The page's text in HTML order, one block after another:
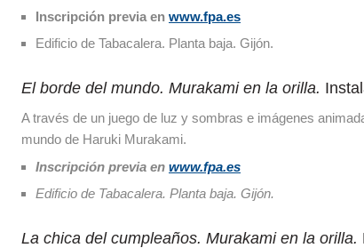
Inscripción previa en www.fpa.es
Edificio de Tabacalera. Planta baja. Gijón.
El borde del mundo. Murakami en la orilla.
A través de un juego de luz y sombras e imágenes
mundo de Haruki Murakami.
Inscripción previa en www.fpa.es
Edificio de Tabacalera. Planta baja. Gijón.
La chica del cumpleaños. Murakami en la orilla.